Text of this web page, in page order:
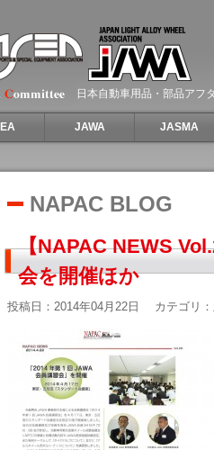
日本自動車用品・部品アフ
JAWA JASMA
NAPAC BLOG
【NAPAC NEWS
会を開催ほか
投稿日：2014年04月22日 カテゴリ：